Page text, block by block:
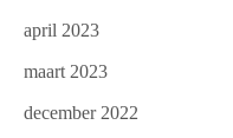
april 2023
maart 2023
december 2022